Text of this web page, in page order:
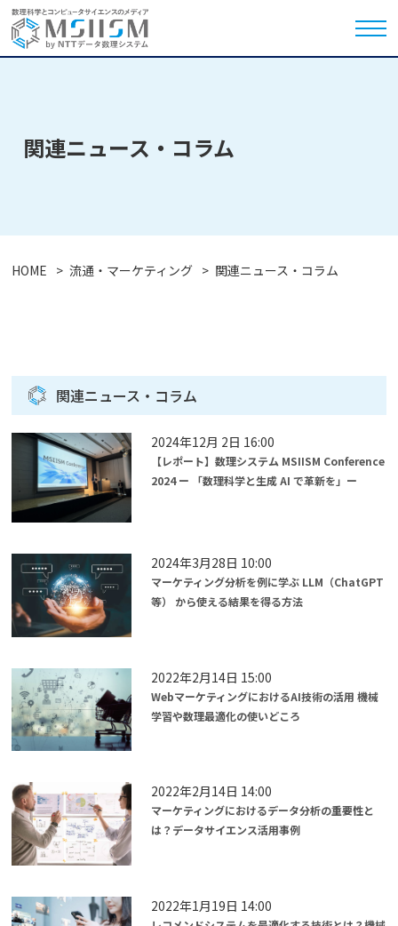
関連ニュース・コラム
HOME 流通・マーケティング 関連ニュース・コラム
関連ニュース・コラム
2024年12月 2日 16:00
【レポート】数理システム MSIISM Conference
2024 ー 「数理科学と生成 AI で革新を」ー
2024年3月28日 10:00
マーケティング分析を例に学ぶ LLM（ChatGPT
等） から使える結果を得る方法
2022年2月14日 15:00
WebマーケティングにおけるAI技術の活用 機械
学習や数理最適化の使いどころ
2022年2月14日 14:00
マーケティングにおけるデータ分析の重要性と
は？データサイエンス活用事例
2022年1月19日 14:00